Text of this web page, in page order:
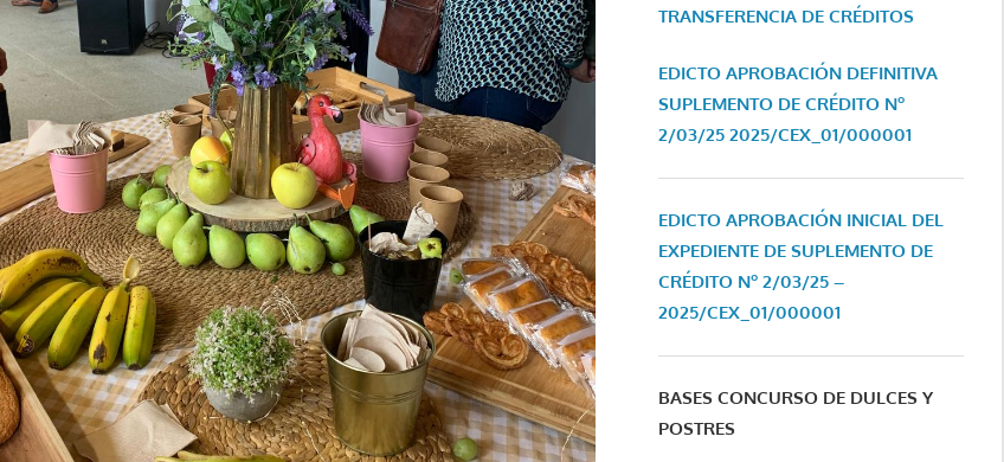
TRANSFERENCIA DE CRÉDITOS
EDICTO APROBACIÓN DEFINITIVA
SUPLEMENTO DE CRÉDITO Nº
2/03/25 2025/CEX_01/000001
EDICTO APROBACIÓN INICIAL DEL
EXPEDIENTE DE SUPLEMENTO DE
CRÉDITO Nº 2/03/25 –
2025/CEX_01/000001
BASES CONCURSO DE DULCES Y
POSTRES